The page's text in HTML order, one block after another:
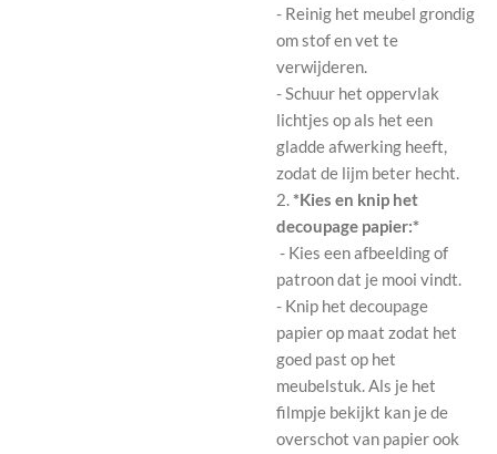
- Reinig het meubel grondig
om stof en vet te
verwijderen.
- Schuur het oppervlak
lichtjes op als het een
gladde afwerking heeft,
zodat de lijm beter hecht.
2.*Kies en knip het
decoupage papier:*
- Kies een afbeelding of
patroon dat je mooi vindt.
- Knip het decoupage
papier op maat zodat het
goed past op het
meubelstuk. Als je het
filmpje bekijkt kan je de
overschot van papier ook